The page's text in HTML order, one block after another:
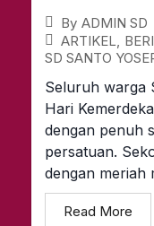
By ADMIN SD
ARTIKEL
SD SANTO
Seluruh warga
Hari
dengan penuh
persatuan.
dengan meriah
Read More